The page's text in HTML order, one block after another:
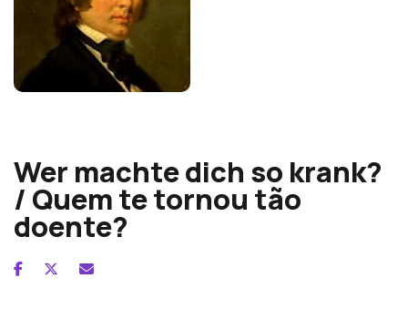
Wer machte dich so krank?
/ Quem te tornou tão
doente?